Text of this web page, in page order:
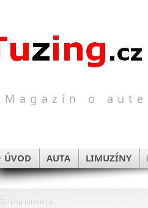
Magazín o
ÚVOD AUTA LIMUZÍNY
Tuning interieru